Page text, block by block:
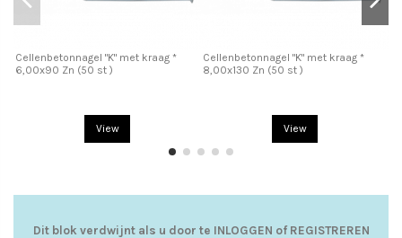
Cellenbetonnagel "K" met kraag *
6,00x90 Zn (50 st )
View
Cellenbetonnagel "K" met kraag *
8,00x130 Zn (50 st )
View
Dit blok verdwijnt als u door te INLOGGEN of REGISTREREN